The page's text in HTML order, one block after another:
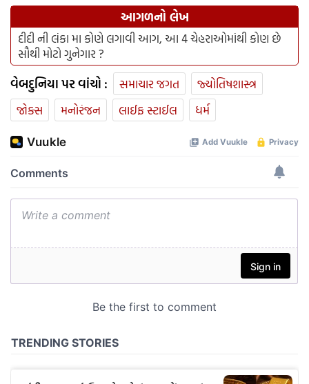
આગળનો લેખ
દીદી ની લંકા મા કોણે લગાવી આગ, આ 4 ચેહરાઓમાંથી કોણ છે
સૌથી મોટો ગુનેગાર ?
વેબદુનિયા પર વાંચો : સમાચાર જગત
જ્યોતિષશાસ્ત્ર
જોક્સ
મનોરંજન લાઈફ સ્ટાઈલ ધર્મ